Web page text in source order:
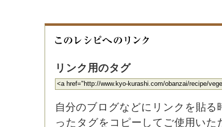
リンク用のタグ
自分のブログなどにリンクを貼る
ったタグをコピーしてご使用いた